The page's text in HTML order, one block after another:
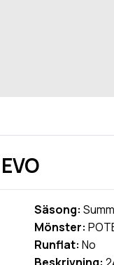
Säsong:
Mönster:
Runflat: No
Beskrivning: